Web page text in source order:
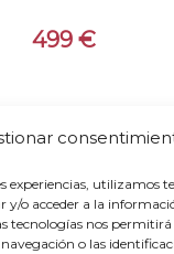
experiencias, utilizamos
y/o acceder a la
tecnologías nos
o las
499 €